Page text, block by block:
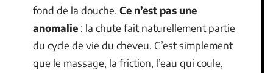
fond de la douche. Ce n’est pas une
anomalie : la chute fait naturellement partie
du cycle de vie du cheveu. C’est simplement
que le massage, la friction, l’eau qui coule,